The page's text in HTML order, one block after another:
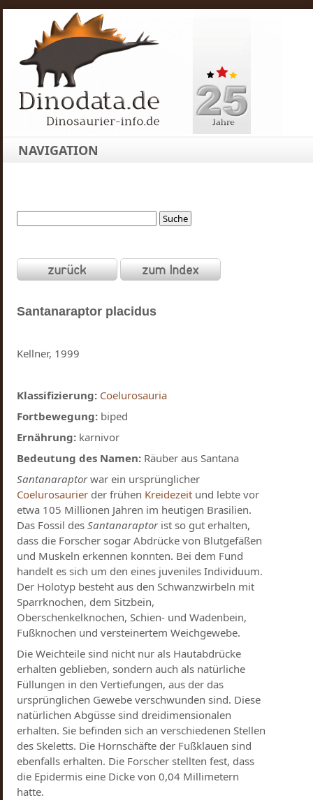
NAVIGATION
Santanaraptor placidus
Kellner, 1999
Klassifizierung: Coelurosauria
Fortbewegung: biped
Ernährung: karnivor
Bedeutung des Namen: Räuber aus Santana
Santanaraptorwar ein ursprünglicher
Coelurosaurier der frühen Kreidezeit und lebte vor
etwa 105 Millionen Jahren im heutigen Brasilien.
Das Fossil desSantanaraptorist so gut erhalten,
dass die Forscher sogar Abdrücke von Blutgefäßen
und Muskeln erkennen konnten. Bei dem Fund
handelt es sich um den eines juveniles Individuum.
Der Holotyp besteht aus den Schwanzwirbeln mit
Sparrknochen, dem Sitzbein,
Oberschenkelknochen, Schien- und Wadenbein,
Fußknochen und versteinertem Weichgewebe.
Die Weichteile sind nicht nur als Hautabdrücke
erhalten geblieben, sondern auch als natürliche
Füllungen in den Vertiefungen, aus der das
ursprünglichen Gewebe verschwunden sind. Diese
natürlichen Abgüsse sind dreidimensionalen
erhalten. Sie befinden sich an verschiedenen Stellen
des Skeletts. Die Hornschäfte der Fußklauen sind
ebenfalls erhalten. Die Forscher stellten fest, dass
die Epidermis eine Dicke von 0,04 Millimetern
hatte.